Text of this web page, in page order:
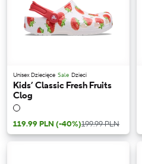
Unisex Dziecięce Sale Dzieci
Kids’ Classic Fresh Fruits
Clog
119.99 PLN (-40%)199.99 PLN